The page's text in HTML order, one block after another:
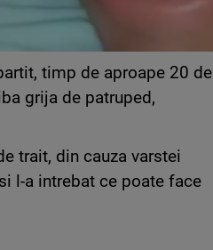
timp de aproape 20 de
grija de patruped,
trait, din cauza varstei
l-a intrebat ce poate face